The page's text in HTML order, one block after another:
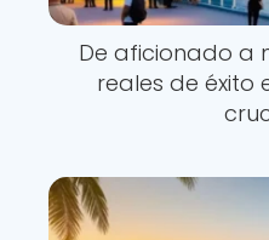
De aficionado a
reales de éxito